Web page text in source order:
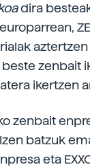
dira
aztertzen
zenbait
ikertzen
zenbait
batzuk
eta